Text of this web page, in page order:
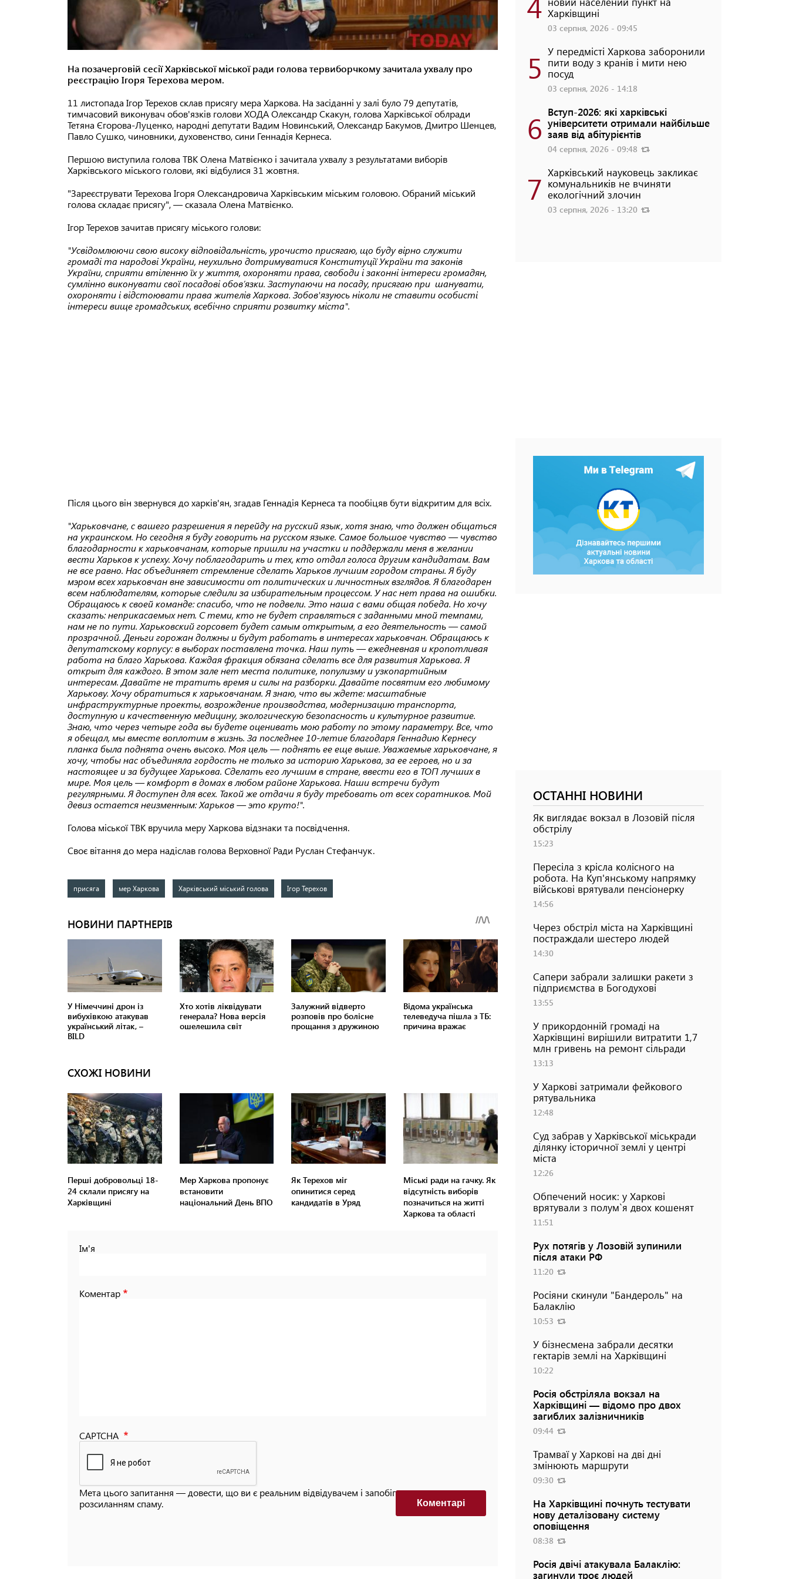
На позачерговій сесії Харківської міської ради голова тервиборчкому зачитала ухвалу про
реєстрацію Ігоря Терехова мером.
11 листопада Ігор Терехов склав присягу мера Харкова. На засіданні у залі було 79 депутатів,
тимчасовий виконувач обов'язків голови ХОДА Олександр Скакун, голова Харківської облради
Тетяна Єгорова-Луценко, народні депутати Вадим Новинський, Олександр Бакумов, Дмитро Шенцев,
Павло Сушко, чиновники, духовенство, сини Геннадія Кернеса.
Першою виступила голова ТВК Олена Матвієнко і зачитала ухвалу з результатами виборів
Харківського міського голови, які відбулися 31 жовтня.
"Зареєструвати Терехова Ігоря Олександровича Харківським міським головою. Обраний міський
голова складає присягу",—сказала Олена Матвієнко.
Ігор Терехов зачитав присягу міського голови:
"Усвідомлюючи свою високу відповідальність, урочисто присягаю, що буду вірно служити
громаді та народові України, неухильно дотримуватися Конституції України та законів
України, сприяти втіленню їх у життя, охороняти права, свободи і законні інтереси громадян,
сумлінно виконувати свої посадові обов’язки. Заступаючи на посаду, присягаю при шанувати,
охороняти і відстоювати права жителів Харкова. Зобов'язуюсь ніколи не ставити особисті
інтереси вище громадських, всебічно сприяти розвитку міста".
Після цього він звернувся до харків'ян, згадав Геннадія Кернеса та пообіцяв бути відкритим для всіх.
"Харьковчане, с вашего разрешения я перейду на русский язык, хотя знаю, что должен общаться
на украинском. Но сегодня я буду говорить на русском языке. Самое большое чувство — чувство
благодарности к харьковчанам, которые пришли на участки и поддержали меня в желании
вести Харьков к успеху. Хочу поблагодарить и тех, кто отдал голоса другим кандидатам. Вам
не все равно. Нас объединяет стремление сделать Харьков лучшим городом страны. Я буду
мэром всех харьковчан вне зависимости от политических и личностных взглядов. Я благодарен
всем наблюдателям, которые следили за избирательным процессом. У нас нет права на ошибки.
Обращаюсь к своей команде: спасибо, что не подвели. Это наша с вами общая победа. Но хочу
сказать: неприкасаемых нет. С теми, кто не будет справляться с заданными мной темпами,
нам не по пути. Харьковский горсовет будет самым открытым, а его деятельность — самой
прозрачной. Деньги горожан должны и будут работать в интересах харьковчан. Обращаюсь к
депутатскому корпусу: в выборах поставлена точка. Наш путь — ежедневная и кропотливая
работа на благо Харькова. Каждая фракция обязана сделать все для развития Харькова. Я
открыт для каждого. В этом зале нет места политике, популизму и узкопартийным
интересам. Давайте не тратить время и силы на разборки. Давайте посвятим его любимому
Харькову. Хочу обратиться к харьковчанам. Я знаю, что вы ждете: масштабные
инфраструктурные проекты, возрождение производства, модернизацию транспорта,
доступную и качественную медицину, экологическую безопасность и культурное развитие.
Знаю, что через четыре года вы будете оценивать мою работу по этому параметру. Все, что
я обещал, мы вместе воплотим в жизнь. За последнее 10-летие благодаря Геннадию Кернесу
планка была поднята очень высоко. Моя цель — поднять ее еще выше. Уважаемые харьковчане, я
хочу, чтобы нас объединяла гордость не только за историю Харькова, за ее героев, но и за
настоящее и за будущее Харькова. Сделать его лучшим в стране, ввести его в ТОП лучших в
мире. Моя цель — комфорт в домах в любом районе Харькова. Наши встречи будут
регулярными. Я доступен для всех. Такой же отдачи я буду требовать от всех соратников. Мой
девиз остается неизменным: Харьков — это круто!".
Голова міської ТВК вручила меру Харкова відзнаки та посвідчення.
Своє вітання до мера надіслав голова Верховної Ради Руслан Стефанчук.
присяга мер Харкова Харківський міський голова Ігор Терехов
СХОЖІ НОВИНИ
Перші добровольці 18-
24 склали присягу на
Харківщині
Мер Харкова пропонує
встановити
національний День ВПО
Як Терехов міг
опинитися серед
кандидатів в Уряд
Міські ради на гачку. Як
відсутність виборів
позначиться на житті
Харкова та області
Ім'я
Коментар
CAPTCHA
Мета цього запитання — довести, що ви є реальним відвідувачем і запобігти автоматизованим
розсиланням спаму.
Коментарi
Харківщині
03 серпня, 2026 - 09:45
5 У передмісті Харкова заборонили
пити воду з кранів і мити нею
посуд
03 серпня, 2026 - 14:18
6 Вступ-2026: які харківські
університети отримали найбільше
заяв від абітурієнтів
04 серпня, 2026 - 09:48
7 Харківський науковець закликає
комунальників не вчиняти
екологічний злочин
03 серпня, 2026 - 13:20
ОСТАННІ НОВИНИ
Як виглядає вокзал в Лозовій після
обстрілу
15:23
Пересіла з крісла колісного на
робота. На Куп'янському напрямку
військові врятували пенсіонерку
14:56
Через обстріл міста на Харківщині
постраждали шестеро людей
14:30
Сапери забрали залишки ракети з
підприємства в Богодухові
13:55
У прикордонній громаді на
Харківщині вирішили витратити 1,7
млн гривень на ремонт сільради
13:13
У Харкові затримали фейкового
рятувальника
12:48
Суд забрав у Харківської міськради
ділянку історичної землі у центрі
міста
12:26
Обпечений носик: у Харкові
врятували з полум`я двох кошенят
11:51
Рух потягів у Лозовій зупинили
після атаки РФ
11:20
Росіяни скинули "Бандероль" на
Балаклію
10:53
У бізнесмена забрали десятки
гектарів землі на Харківщині
10:22
Росія обстріляла вокзал на
Харківщині — відомо про двох
загиблих залізничників
09:44
Трамваї у Харкові на дві дні
змінюють маршрути
09:30
На Харківщині почнуть тестувати
нову деталізовану систему
оповіщення
08:38
Росія двічі атакувала Балаклію:
загинули троє людей